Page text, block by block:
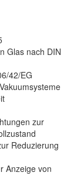
Glas nach DIN
42/EG
zur
Reduzierung
Anzeige von